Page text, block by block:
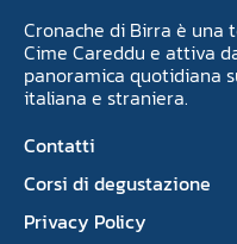
Cronache di Birra è
Cime Careddu e attiva
panoramica quotidiana
italiana e straniera.
Contatti
Corsi di degustazione
Privacy Policy